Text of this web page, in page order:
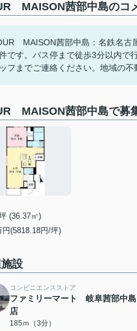
MAISON茜部中島のコ
MAISON茜部中島：名鉄名古
です。バス停まで徒歩3分以内で
フまでご連絡ください。地域の不
MAISON茜部中島で募
(36.37㎡)
円(5818.18円/坪)
設
コンビニエンスストア
ファミリーマート 岐阜茜部中島
店
185ｍ（3分）